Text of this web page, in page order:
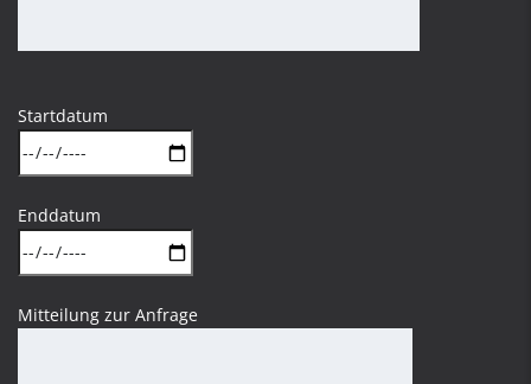
Startdatum
Enddatum
Mitteilung zur Anfrage